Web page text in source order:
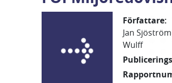
Författare:
Jan Sjöström
Wulff